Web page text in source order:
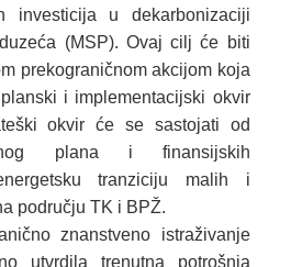
investicija u dekarbonizaciji
(MSP). Ovaj cilj će biti
prekograničnom akcijom koja
i implementacijski okvir
okvir će se sastojati od
plana i finansijskih
tranziciju malih i
području TK i BPŽ.
znanstveno istraživanje
utvrdila trenutna potrošnja